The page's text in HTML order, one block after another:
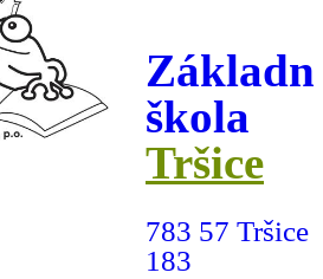
škola
Tršice
783 57 Tršice
183